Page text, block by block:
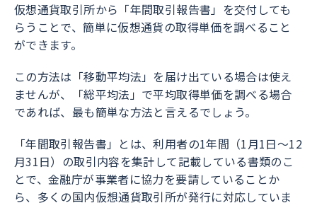
仮想通貨取引所から「年間取引報告書」を交付しても
らうことで、簡単に仮想通貨の取得単価を調べること
ができます。
この方法は「移動平均法」を届け出ている場合は使え
ませんが、「総平均法」で平均取得単価を調べる場合
であれば、最も簡単な方法と言えるでしょう。
「年間取引報告書」とは、利用者の1年間（1月1日～12
月31日）の取引内容を集計して記載している書類のこ
とで、金融庁が事業者に協力を要請していることか
ら、多くの国内仮想通貨取引所が発行に対応していま